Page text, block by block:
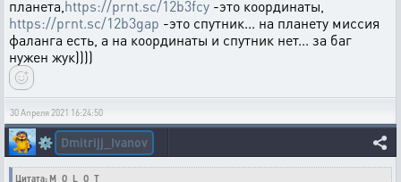
планета, https://prnt.sc/12b3fcy -это координаты,
https://prnt.sc/12b3gap -это спутник... на планету миссия
фаланга есть, а на координаты и спутник нет... за баг
нужен жук))))
30 Апреля 2021 16:24:50
⚙️ Dmitrijj_Ivanov
Цитата: M_O_L_O_T